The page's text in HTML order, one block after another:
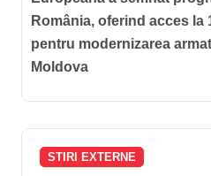
România, oferind acces la
pentru modernizarea
Moldova
STIRI EXTERNE